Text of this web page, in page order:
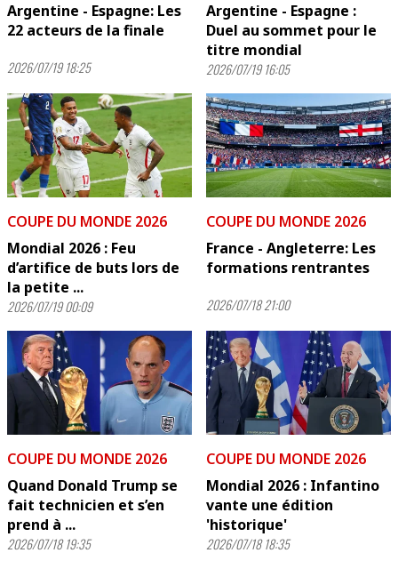
Argentine - Espagne: Les
22 acteurs de la finale
2026/07/19 18:25
Argentine - Espagne :
Duel au sommet pour le
titre mondial
2026/07/19 16:05
COUPE DU MONDE 2026
Mondial 2026 : Feu
d’artifice de buts lors de
la petite ...
2026/07/19 00:09
COUPE DU MONDE 2026
France - Angleterre: Les
formations rentrantes
2026/07/18 21:00
COUPE DU MONDE 2026
Quand Donald Trump se
fait technicien et s’en
prend à ...
2026/07/18 19:35
COUPE DU MONDE 2026
Mondial 2026 : Infantino
vante une édition
'historique'
2026/07/18 18:35